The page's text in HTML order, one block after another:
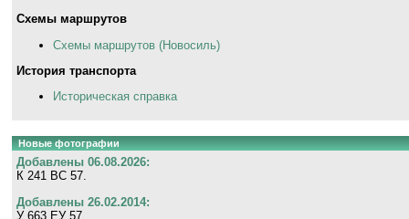
Схемы маршрутов
Схемы маршрутов (Новосиль)
История транспорта
Историческая справка
Новые фотографии
Добавлены 06.08.2026:
К 241 ВС 57.
Добавлены 26.02.2014:
У 663 ЕУ 57.